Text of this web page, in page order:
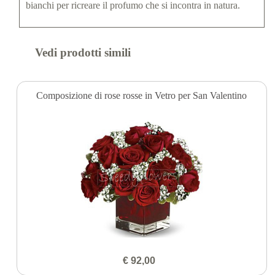
bianchi per ricreare il profumo che si incontra in natura.
Vedi prodotti simili
Composizione di rose rosse in Vetro per San Valentino
€ 92,00